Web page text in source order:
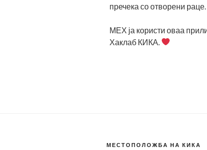
пречека со отворени раце.
МЕХ ја користи оваа
Хаклаб КИКА.
МЕСТОПОЛОЖБА НА КИКА